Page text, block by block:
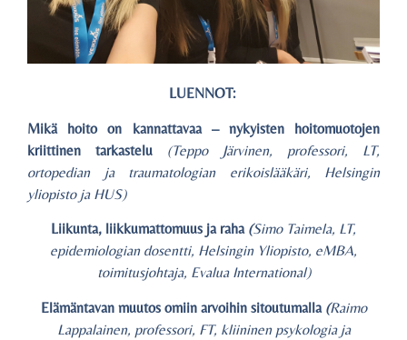
LUENNOT:
Mikä hoito on kannattavaa – nykyisten hoitomuotojen
kriittinen tarkastelu
(Teppo Järvinen, professori, LT,
ortopedian ja traumatologian erikoislääkäri, Helsingin
yliopisto ja HUS)
Liikunta, liikkumattomuus ja raha (Simo Taimela, LT,
epidemiologian dosentti, Helsingin Yliopisto, eMBA,
toimitusjohtaja, Evalua International)
Elämäntavan muutos omiin arvoihin sitoutumalla (Raimo
Lappalainen, professori, FT, kliininen psykologia ja